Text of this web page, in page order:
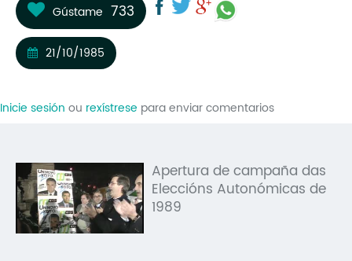
Gústame 733
21/10/1985
Inicie sesión ou rexístrese para enviar comentarios
Apertura de campaña das
Eleccións Autonómicas de
1989